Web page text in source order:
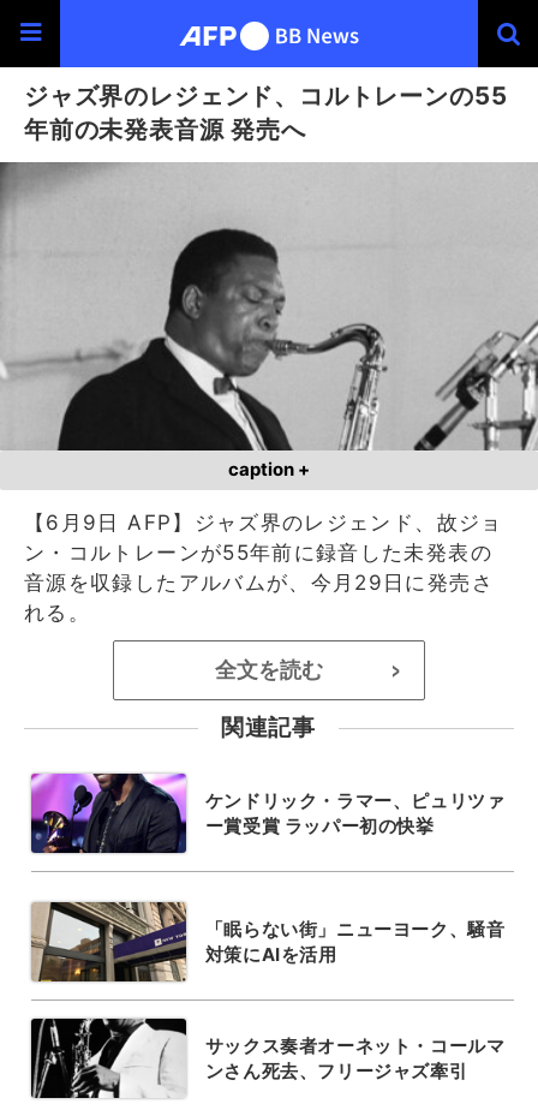
ジャズ界のレジェンド、コルトレーンの55
年前の未発表音源 発売へ
caption +
【6月9日 AFP】ジャズ界のレジェンド、故ジョ
ン・コルトレーンが55年前に録音した未発表の
音源を収録したアルバムが、今月29日に発売さ
れる。
全文を読む >
関連記事
ケンドリック・ラマー、ピュリツァ
ー賞受賞 ラッパー初の快挙
「眠らない街」ニューヨーク、騒音
対策にAIを活用
サックス奏者オーネット・コールマ
ンさん死去、フリージャズ牽引